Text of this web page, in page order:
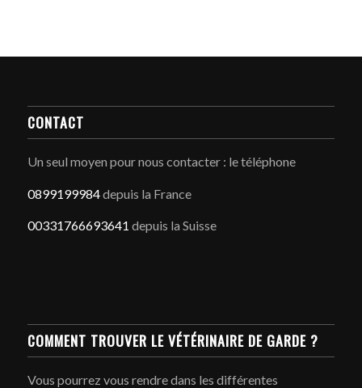
CONTACT
Un seul moyen pour nous contacter : le téléphone
0899199984depuis la France
00331766693641 depuis la Suisse
COMMENT TROUVER LE VÉTÉRINAIRE DE GARDE ?
Vous pourrez vous rendre dans les différentes